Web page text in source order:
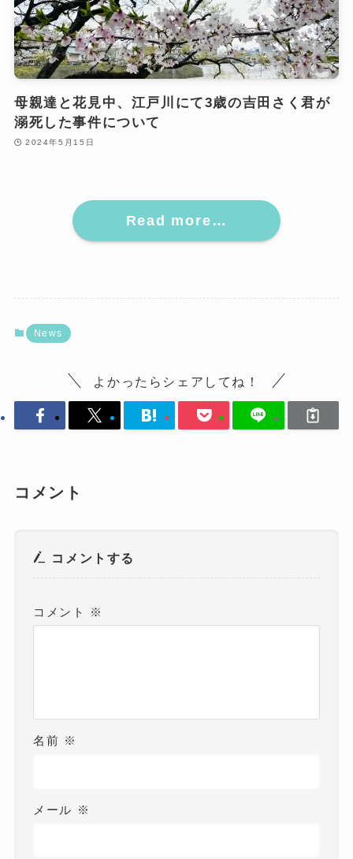
母親達と花見中、江戸川にて3歳の吉田さく君が
溺死した事件について
2024年5月15日
Read more…
News
よかったらシェアしてね！
コメント
コメントする
コメント ※
名前 ※
メール ※